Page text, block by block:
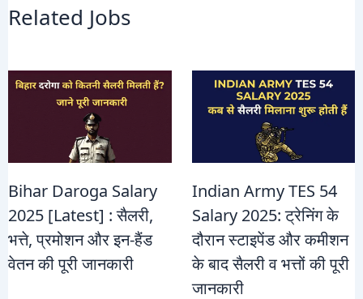
Related Jobs
Bihar Daroga Salary
2025 [Latest] : सैलरी,
भत्ते, प्रमोशन और इन-हैंड
वेतन की पूरी जानकारी
Indian Army TES 54
Salary 2025: ट्रेनिंग के
दौरान स्टाइपेंड और कमीशन
के बाद सैलरी व भत्तों की पूरी
जानकारी